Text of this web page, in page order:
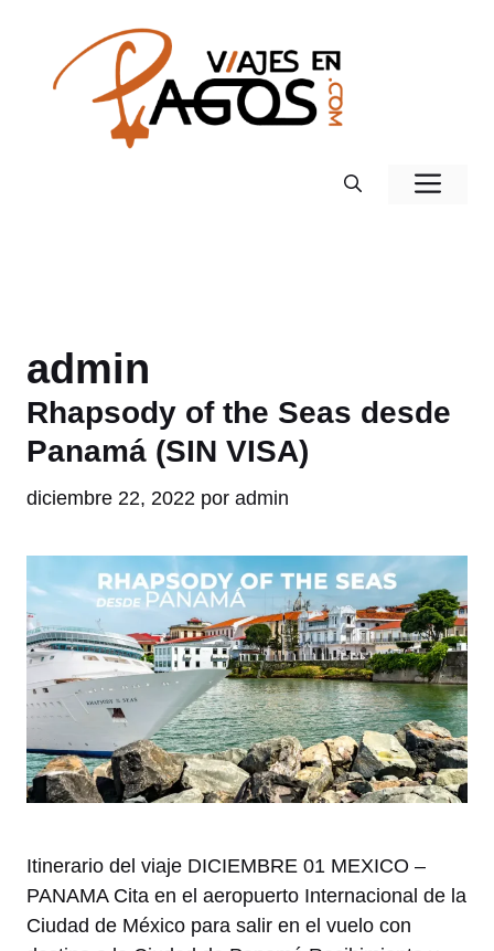
contenido
admin
Rhapsody of the Seas desde
Panamá (SIN VISA)
diciembre 22, 2022 por admin
Itinerario del viaje DICIEMBRE 01 MEXICO –
PANAMA Cita en el aeropuerto Internacional de la
Ciudad de México para salir en el vuelo con